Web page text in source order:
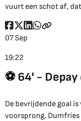
vuurt een schot af,
07 Sep
19:22
⚽ 64' -
De bevrijdende goal
voorsprong.